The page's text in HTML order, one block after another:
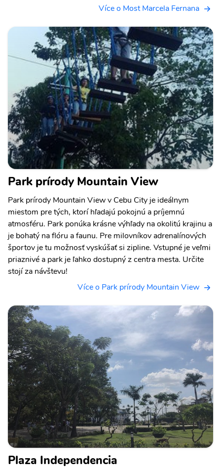
Více o Most Marcela Fernana
Park prírody Mountain View
Park prírody Mountain View v Cebu City je ideálnym
miestom pre tých, ktorí hľadajú pokojnú a príjemnú
atmosféru. Park ponúka krásne výhľady na okolitú krajinu a
je bohatý na flóru a faunu. Pre milovníkov adrenalínových
športov je tu možnosť vyskúšať si zipline. Vstupné je veľmi
priaznivé a park je ľahko dostupný z centra mesta. Určite
stojí za návštevu!
Více o Park prírody Mountain View
Plaza Independencia